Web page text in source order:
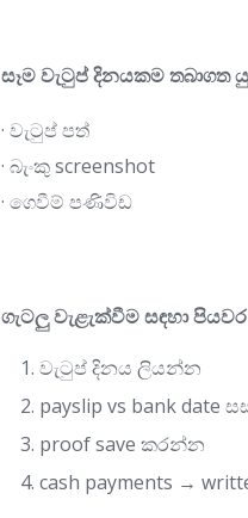
සෑම වැටුප් දිනයකම තබාගත
· වැටුප් පත්
· බැංකු screenshot
· ගෙවීම් පණිවිඩ
ගැටලු වැළැක්වීම සඳහා පියවර
වැටුප් දිනය ලියන්න
payslip vs bank date
proof save කරන්න
cash payments →